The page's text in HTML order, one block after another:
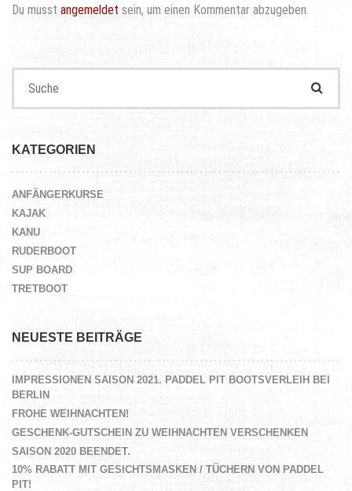
Du musst angemeldet sein, um einen Kommentar abzugeben.
KATEGORIEN
ANFÄNGERKURSE
KAJAK
KANU
RUDERBOOT
SUP BOARD
TRETBOOT
NEUESTE BEITRÄGE
IMPRESSIONEN SAISON 2021. PADDEL PIT BOOTSVERLEIH BEI
BERLIN
FROHE WEIHNACHTEN!
GESCHENK-GUTSCHEIN ZU WEIHNACHTEN VERSCHENKEN
SAISON 2020 BEENDET.
10% RABATT MIT GESICHTSMASKEN / TÜCHERN VON PADDEL
PIT!